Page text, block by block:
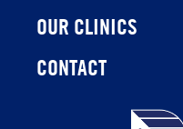
OUR CLINICS
CONTACT